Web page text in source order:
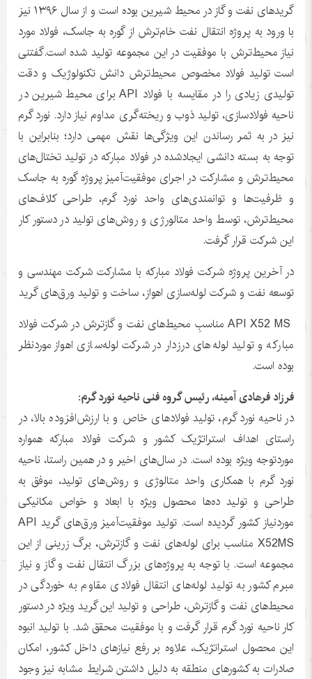
گریدهای نفت و گاز در محیط شیرین بوده است و از سال ۱۳۹۶ نیز
با ورود به پروژه انتقال نفت خام‌ترش از گوره به جاسک، فولاد مورد
نیاز محیط‌ترش با موفقیت در این مجموعه تولید شده است.گفتنی
است تولید فولاد مخصوص محیط‌ترش دانش تکنولوژیک و دقت
تولیدی زیادی را در مقایسه با فولاد API برای محیط شیرین در
ناحیه فولادسازی، تولید ذوب و ریخته‌گری مداوم نیاز دارد. نورد گرم
نیز در به ثمر رساندن این ویژگی‌ها نقش مهمی دارد؛ بنابراین با
توجه به بسته دانشی ایجادشده در فولاد مبارکه در تولید تختال‌های
محیط‌ترش و مشارکت در اجرای موفقیت‌آمیز پروژه گوره به جاسک
و ظرفیت‌ها و توانمندی‌های واحد نورد گرم، طراحی کلاف‌های
محیط‌ترش، توسط واحد متالورژی و روش‌های تولید در دستور کار
این شرکت قرار گرفت.
در آخرین پروژه شرکت فولاد مبارکه با مشارکت شرکت مهندسی و
توسعه نفت و شرکت لوله‌سازی اهواز، ساخت و تولید ورق‌های گرید
API X52 MS مناسبِ محیط‌های نفت و گازترش در شرکت فولاد
مبارکه و تولید لوله‌های درزدار در شرکت لوله‌سازی اهواز موردنظر
بوده است.
فرزاد فرهادی آمینه، رئیس گروه فنی ناحیه نورد گرم:
در ناحیه نورد گرم، تولید فولادهای خاص و با ارزش‌افزوده بالا، در
راستای اهداف استراتژیک کشور و شرکت فولاد مبارکه همواره
موردتوجه ویژه بوده است. در سال‌های اخیر و در همین راستا، ناحیه
نورد گرم با همکاری واحد متالوژی و روش‌های تولید، موفق به
طراحی و تولید ده‌ها محصول ویژه با ابعاد و خواص مکانیکی
موردنیاز کشور گردیده است. تولید موفقیت‌آمیز ورق‌های گرید API
X52MS مناسب برای لوله‌های نفت و گازترش، برگ زرینی از این
مجموعه است. با توجه به پروژه‌های بزرگ انتقال نفت و گاز و نیاز
مبرم کشور به تولید لوله‌های انتقال فولادی مقاوم به خوردگی در
محیط‌های نفت و گازترش، طراحی و تولید این گرید ویژه در دستور
کار ناحیه نورد گرم قرار گرفت و با موفقیت محقق شد. با تولید انبوه
این محصول استراتژیک، علاوه بر رفع نیازهای داخل کشور، امکان
صادرات به کشورهای منطقه به دلیل داشتن شرایط مشابه نیز وجود